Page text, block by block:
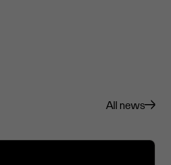
All news